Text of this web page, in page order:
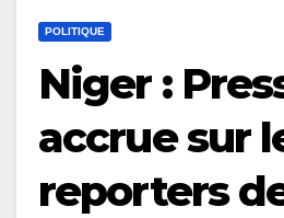
POLITIQUE
Niger :
accrue sur
reporters